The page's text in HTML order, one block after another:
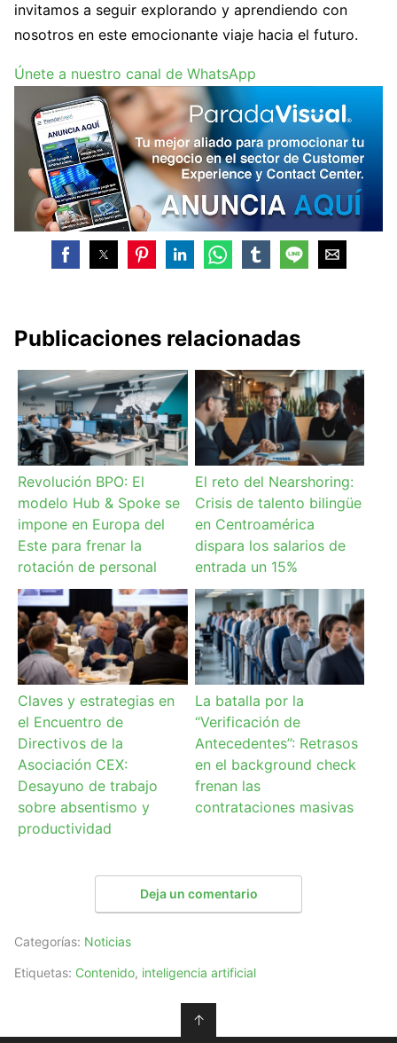
invitamos a seguir explorando y aprendiendo con
nosotros en este emocionante viaje hacia el futuro.
Únete a nuestro canal de WhatsApp
Publicaciones relacionadas
Revolución BPO: El
modelo Hub & Spoke se
impone en Europa del
Este para frenar la
rotación de personal
El reto del Nearshoring:
Crisis de talento bilingüe
en Centroamérica
dispara los salarios de
entrada un 15%
Claves y estrategias en
el Encuentro de
Directivos de la
Asociación CEX:
Desayuno de trabajo
sobre absentismo y
productividad
La batalla por la
“Verificación de
Antecedentes”: Retrasos
en el background check
frenan las
contrataciones masivas
Deja un comentario
Categorías: Noticias
Etiquetas: Contenido, inteligencia artificial
↑